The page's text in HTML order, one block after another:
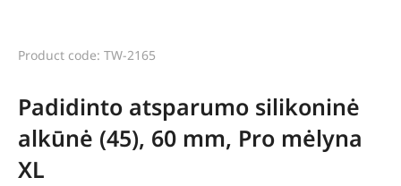
Product code: TW-2165
Padidinto atsparumo silikoninė
alkūnė (45), 60 mm, Pro mėlyna
XL